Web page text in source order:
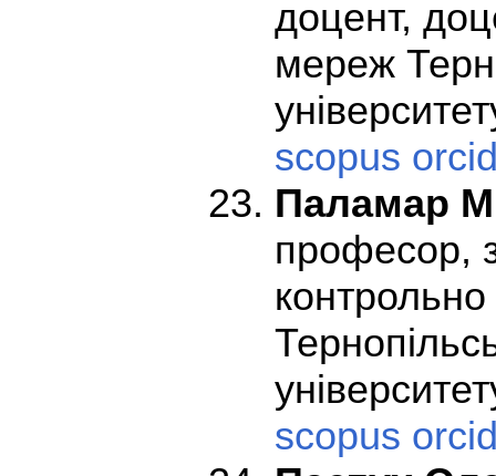
доцент,
мереж
scopus
Паламар
професор,
scopus